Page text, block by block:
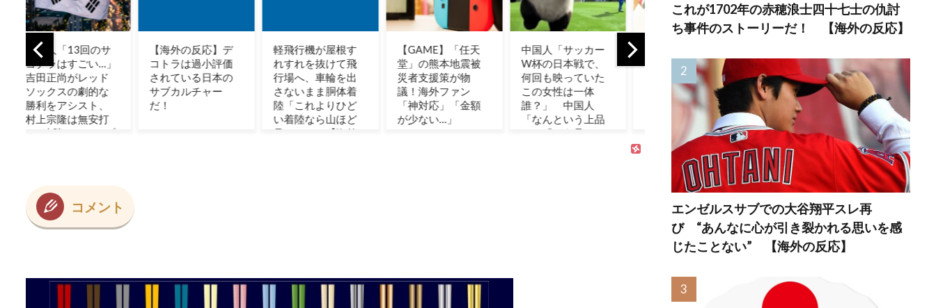
軽飛行機が屋根す
れすれを抜けて飛
行場へ、車輪を出
さないまま胴体着
陸「これよりひど
【GAME】「任天
堂」の熊本地震被
災者支援策が物
議！海外ファン
「神対応」「金額
が少ない…」
中国人「サッカー
W杯の日本戦で、
何回も映っていた
この女性は一体
誰？」 中国人
「なんという上品
海外「ウルっとき
た…」これ描いて死
ね 第6話の海外反応
カー”性接待の試合
結果をご覧くださ
い」→「マッサー
ジ効果は間違いな
いねｗ」「これが
本当のベッドサッ
カーだ」
たいな球を投げる
クローザーを先発
に転向させないの
はなんで？ →
「100mとマラソン
の違い」「先発は2
－3種類の一級品の
変化球が必要だか
らな」
ット
味
場枠
人も
熱視
反応
【海外の反応】デ
コトラは過小評価
されている日本の
サブカルチャー
だ！
コメント
これが1702年の赤穂浪士四十七士の仇討
ち事件のストーリーだ！ 【海外の反応】
エンゼルスサブでの大谷翔平スレ再
び “あんなに心が引き裂かれる思いを感
じたことない” 【海外の反応】